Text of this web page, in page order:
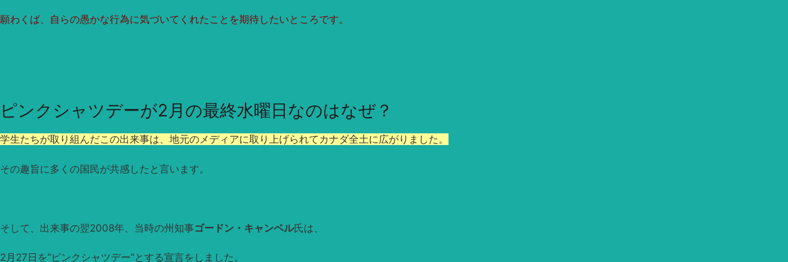
願わくば、自らの愚かな行為に気づいてくれたことを期待したいところです。
ピンクシャツデーが2月の最終水曜日なのはなぜ？
学生たちが取り組んだこの出来事は、地元のメディアに取り上げられてカナダ全土に広がりました。
その趣旨に多くの国民が共感したと言います。
そして、出来事の翌2008年、当時の州知事ゴードン・キャンベル氏は、
2月27日を”ピンクシャツデー”とする宣言をしました。